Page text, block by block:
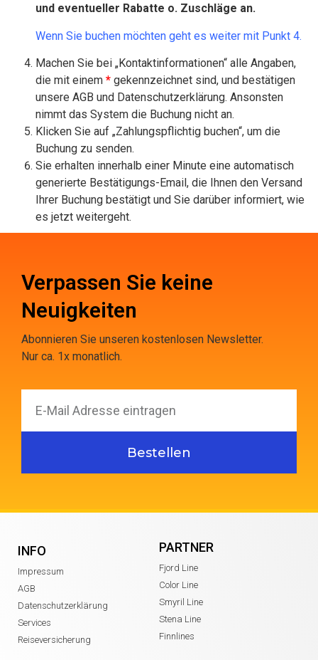
und eventueller Rabatte o. Zuschläge an.
Wenn Sie buchen möchten geht es weiter mit Punkt 4.
Machen Sie bei „Kontaktinformationen“ alle Angaben,
die mit einem * gekennzeichnet sind, und bestätigen
unsere AGB und Datenschutzerklärung. Ansonsten
nimmt das System die Buchung nicht an.
Klicken Sie auf „Zahlungspflichtig buchen“, um die
Buchung zu senden.
Sie erhalten innerhalb einer Minute eine automatisch
generierte Bestätigungs-Email, die Ihnen den Versand
Ihrer Buchung bestätigt und Sie darüber informiert, wie
es jetzt weitergeht.
Verpassen Sie keine
Neuigkeiten
Abonnieren Sie unseren kostenlosen Newsletter.
Nur ca. 1x monatlich.
Bestellen
INFO
Impressum
AGB
Datenschutzerklärung
Services
Reiseversicherung
PARTNER
Fjord Line
Color Line
Smyril Line
Stena Line
Finnlines